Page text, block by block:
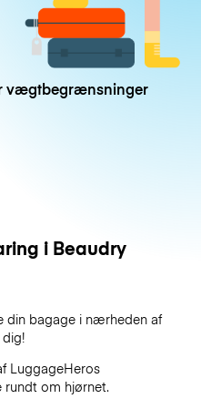
vægtbegrænsninger
i Beaudry
din bagage i nærheden af
LuggageHeros
om hjørnet.